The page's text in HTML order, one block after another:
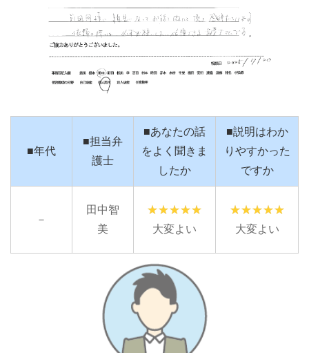
■年代
■担当弁
護士
■あなたの話
をよく聞きま
したか
■説明はわか
りやすかった
ですか
－
田中智
美
大変よい 大変よい